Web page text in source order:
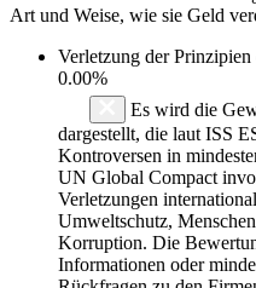
Art und Weise, wie sie Geld
Verletzung der Prinzipien
0.00%
Es wird die
dargestellt, die laut ISS
Kontroversen in
UN Global Compact
Verletzungen
Umweltschutz,
Korruption. Die
Informationen oder